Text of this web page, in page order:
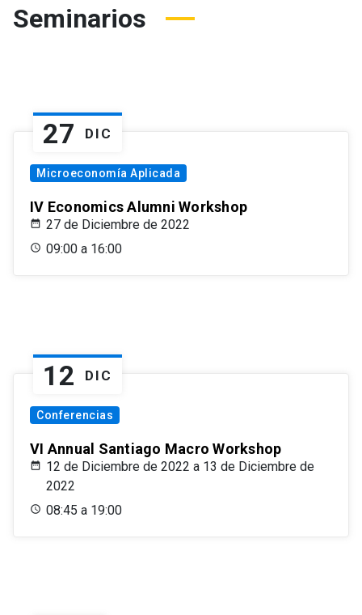
Seminarios
27 DIC
Microeconomía Aplicada
IV Economics Alumni Workshop
27 de Diciembre de 2022
09:00 a 16:00
12 DIC
Conferencias
VI Annual Santiago Macro Workshop
12 de Diciembre de 2022 a 13 de Diciembre de
2022
08:45 a 19:00